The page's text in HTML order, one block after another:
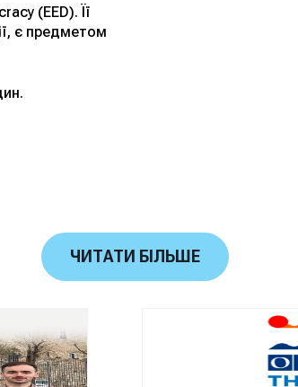
(EED). Її
є предметом
ЧИТАТИ БІЛЬШЕ